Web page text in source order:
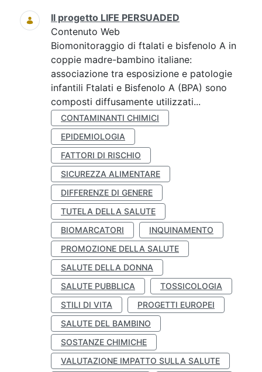
Ricerca
Il progetto LIFE PERSUADED
Contenuto Web
Biomonitoraggio di ftalati e bisfenolo A in
coppie madre-bambino italiane:
associazione tra esposizione e patologie
infantili Ftalati e Bisfenolo A (BPA) sono
composti diffusamente utilizzati...
CONTAMINANTI CHIMICI
EPIDEMIOLOGIA
FATTORI DI RISCHIO
SICUREZZA ALIMENTARE
DIFFERENZE DI GENERE
TUTELA DELLA SALUTE
BIOMARCATORI
INQUINAMENTO
PROMOZIONE DELLA SALUTE
SALUTE DELLA DONNA
SALUTE PUBBLICA
TOSSICOLOGIA
STILI DI VITA
PROGETTI EUROPEI
SALUTE DEL BAMBINO
SOSTANZE CHIMICHE
VALUTAZIONE IMPATTO SULLA SALUTE